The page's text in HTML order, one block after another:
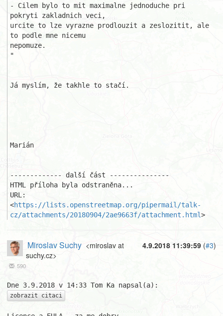
- Cilem bylo to mit maximalne jednoduche pri
pokryti zakladnich veci,
urcite to lze vyrazne prodlouzit a zeslozitit, ale
to podle mne nicemu
nepomuze.
"
Já myslím, že takhle to stačí.
Marián
------------- další část ---------------
HTML příloha byla odstraněna...
URL:
<https://lists.openstreetmap.org/pipermail/talk-
cz/attachments/20180904/2ae9663f/attachment.html>
4.9.2018 11:39:59 (#3)
Miroslav Suchy <miroslav at
suchy.cz>
590
zobrazit citaci